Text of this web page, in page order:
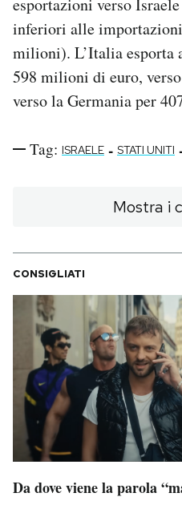
esportazioni verso
inferiori alle importazioni
milioni). L’Italia esporta
598 milioni di euro,
verso la Germania per
Tag: ISRAELE - STATI UNITI
Mostra i
CONSIGLIATI
Da dove viene la parola